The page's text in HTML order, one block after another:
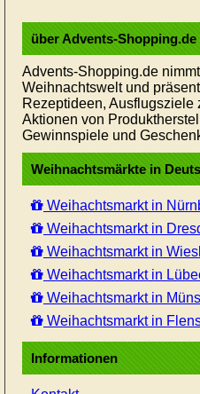
über Advents-Shopping.de
Advents-Shopping.de
Weihnachtswelt und
Rezeptideen, Ausflugsziele
Aktionen von
Gewinnspiele und
Weihnachtsmärkte in
Weihachtsmarkt in
Weihachtsmarkt in
Weihachtsmarkt in
Weihachtsmarkt in
Weihachtsmarkt in
Weihachtsmarkt in
Informationen